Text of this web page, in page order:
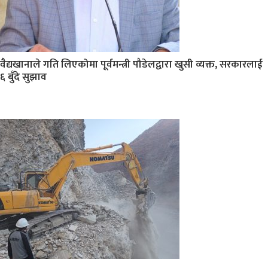
वैद्यखानाले गति लिएकोमा पूर्वमन्त्री पौडेलद्वारा खुसी व्यक्त, सरकारलाई
६ बुँदे सुझाव